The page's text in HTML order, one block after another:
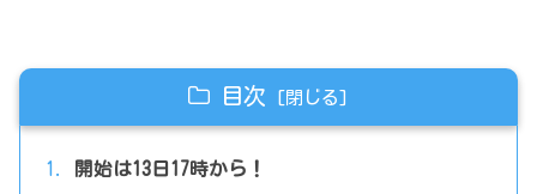
目次
開始は13日17時から！